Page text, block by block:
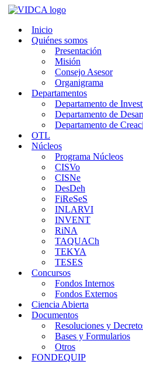
Saltar
contenidoInicio
Quiénes somos
Presentación
Misión
Consejo Asesor
Organigrama
Departamentos
Departamento de
Departamento de
Departamento de
OTL
Núcleos
Programa Núcleos
CISVo
CISNe
DesDeh
FiReSeS
INLARVI
INVENT
RiNA
TAQUACh
TEKYA
TESES
Concursos
Fondos Internos
Fondos Externos
Ciencia Abierta
Documentos
Resoluciones y
Bases y Formularios
Otros
FONDEQUIP